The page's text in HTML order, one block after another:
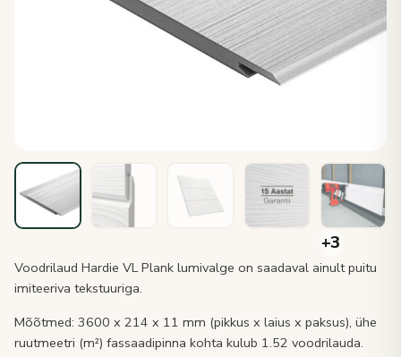
Voodrilaud Hardie VL Plank lumivalge on saadaval ainult puitu
imiteeriva tekstuuriga.
Mõõtmed: 3600 x 214 x 11 mm (pikkus x laius x paksus), ühe
ruutmeetri (m²) fassaadipinna kohta kulub 1.52 voodrilauda.